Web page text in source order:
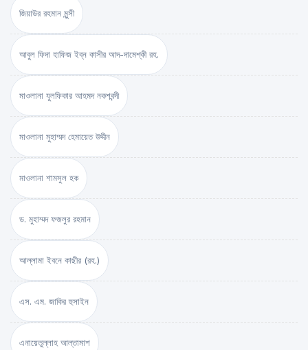
জিয়াউর রহমান মুন্সী
আবুল ফিদা হাফিজ ইব্‌ন কাসীর আদ-দামেশ্‌কী রহ.
মাওলানা যুলফিকার আহমদ নকশবন্দী
মাওলানা মুহাম্মদ হেমায়েত উদ্দীন
মাওলানা শামসুল হক
ড. মুহাম্মদ ফজলুর রহমান
আল্লামা ইবনে কাছীর (রহ.)
এস. এম. জাকির হুসাইন
এনায়েতুল্লাহ আল্‌তামাশ